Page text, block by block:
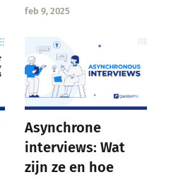
feb 9, 2025
Asynchrone
interviews: Wat
zijn ze en hoe